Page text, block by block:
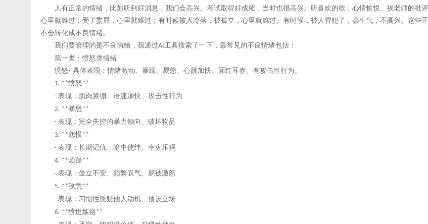
人有正常的情绪，比如听到好消息，我们会高兴。考试取得好成绩，当时也很高兴。听喜欢的歌，心情愉悦。挨老师的批
心里就难过；受了委屈，心里就难过；有时候被人冷落，被孤立，心里就难过。有时候，被人冒犯了，会生气，不高兴。这些
不会转化成不良情绪。
我们要管理的是不良情绪，我通过AI工具搜索了一下，最常见的不良情绪包括：
第一类：愤怒类情绪
愤怒• 具体表现：情绪激动、暴躁、易怒、心跳加快、面红耳赤、有攻击性行为。
1. **愤怒**
- 表现：肌肉紧绷、语速加快、攻击性行为
2. **暴怒**
- 表现：完全失控的暴力倾向、破坏物品
3. **怨恨**
- 表现：长期记仇、暗中使绊、幸灾乐祸
4. **烦躁**
- 表现：坐立不安、频繁叹气、易被激怒
5. **敌意**
- 表现：习惯性质疑他人动机、预设立场
6. **愤世嫉俗**